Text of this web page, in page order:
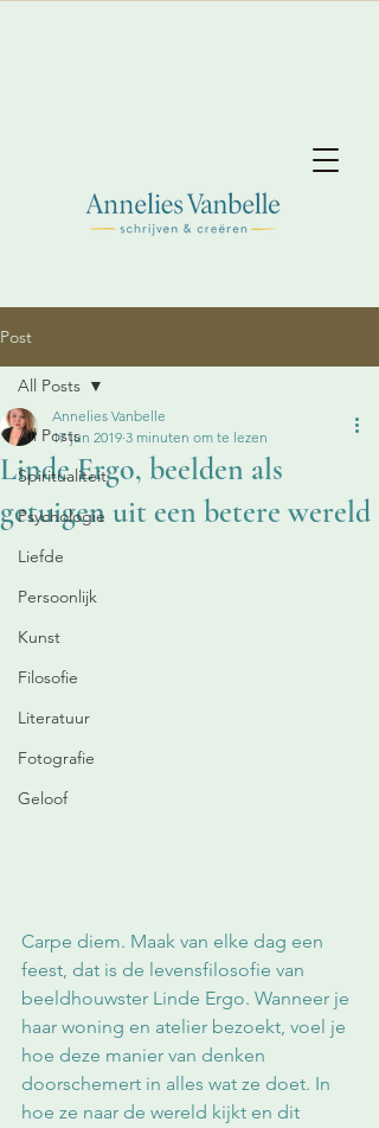
Post
All Posts
Spiritualiteit
Psychologie
Liefde
Persoonlijk
Kunst
Filosofie
Literatuur
Fotografie
Geloof
All Posts
Linde Ergo, beelden als
getuigen uit een betere wereld
Annelies Vanbelle
17 jun 2019 3 minuten om te lezen
Carpe diem. Maak van elke dag een
feest, dat is de levensfilosofie van
beeldhouwster Linde Ergo. Wanneer je
haar woning en atelier bezoekt, voel je
hoe deze manier van denken
doorschemert in alles wat ze doet. In
hoe ze naar de wereld kijkt en dit